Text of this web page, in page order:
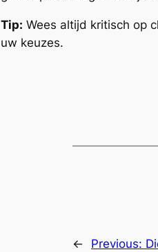
Tip: Wees altijd kritisch op
uw keuzes.
← Previous: